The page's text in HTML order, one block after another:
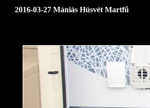
2016-03-27 Mániás Húsvét Martfű